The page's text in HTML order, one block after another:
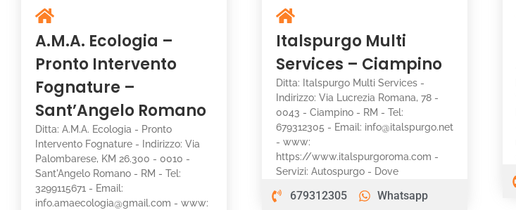
A.M.A. Ecologia –
Pronto Intervento
Fognature –
Sant’Angelo Romano
Ditta: A.M.A. Ecologia - Pronto
Intervento Fognature - Indirizzo: Via
Palombarese, KM 26.300 - 0010 -
Sant'Angelo Romano - RM - Tel:
3299115671 - Email:
info.amaecologia@gmail.com - www:
Italspurgo Multi
Services – Ciampino
Ditta: Italspurgo Multi Services -
Indirizzo: Via Lucrezia Romana, 78 -
0043 - Ciampino - RM - Tel:
679312305 - Email: info@italspurgo.net
- www:
https://www.italspurgoroma.com -
Servizi: Autospurgo - Dove
679312305 Whatsapp